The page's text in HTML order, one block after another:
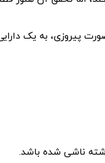
پیروزی، به یک
ناشی شده باشد.